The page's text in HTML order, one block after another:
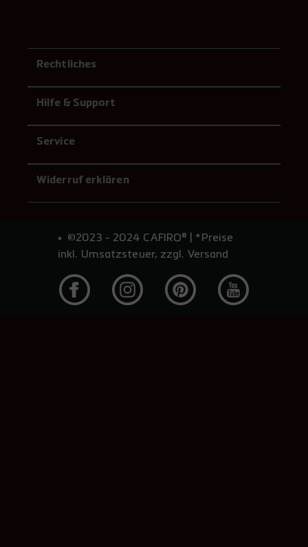
Rechtliches
Hilfe & Support
Service
Widerruf erklären
©2023 - 2024 CAFIRO® | *Preise
inkl. Umsatzsteuer, zzgl. Versand